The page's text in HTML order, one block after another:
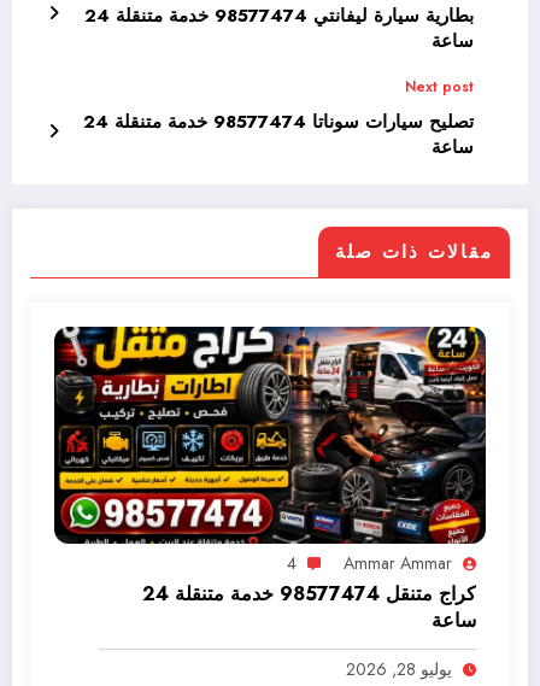
بطارية سيارة ليفانتي 98577474 خدمة متنقلة 24
ساعة
Next post
تصليح سيارات سوناتا 98577474 خدمة متنقلة 24
ساعة
مقالات ذات صلة
Ammar Ammar
4
كراج متنقل 98577474 خدمة متنقلة 24
ساعة
يوليو 28, 2026